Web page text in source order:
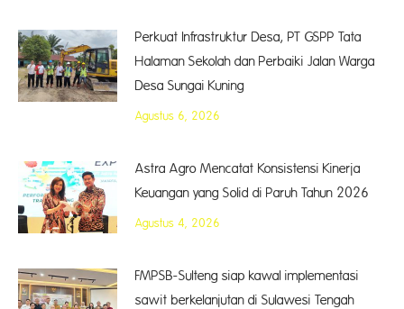
Perkuat Infrastruktur Desa, PT GSPP Tata
Halaman Sekolah dan Perbaiki Jalan Warga
Desa Sungai Kuning
Agustus 6, 2026
Astra Agro Mencatat Konsistensi Kinerja
Keuangan yang Solid di Paruh Tahun 2026
Agustus 4, 2026
FMPSB-Sulteng siap kawal implementasi
sawit berkelanjutan di Sulawesi Tengah